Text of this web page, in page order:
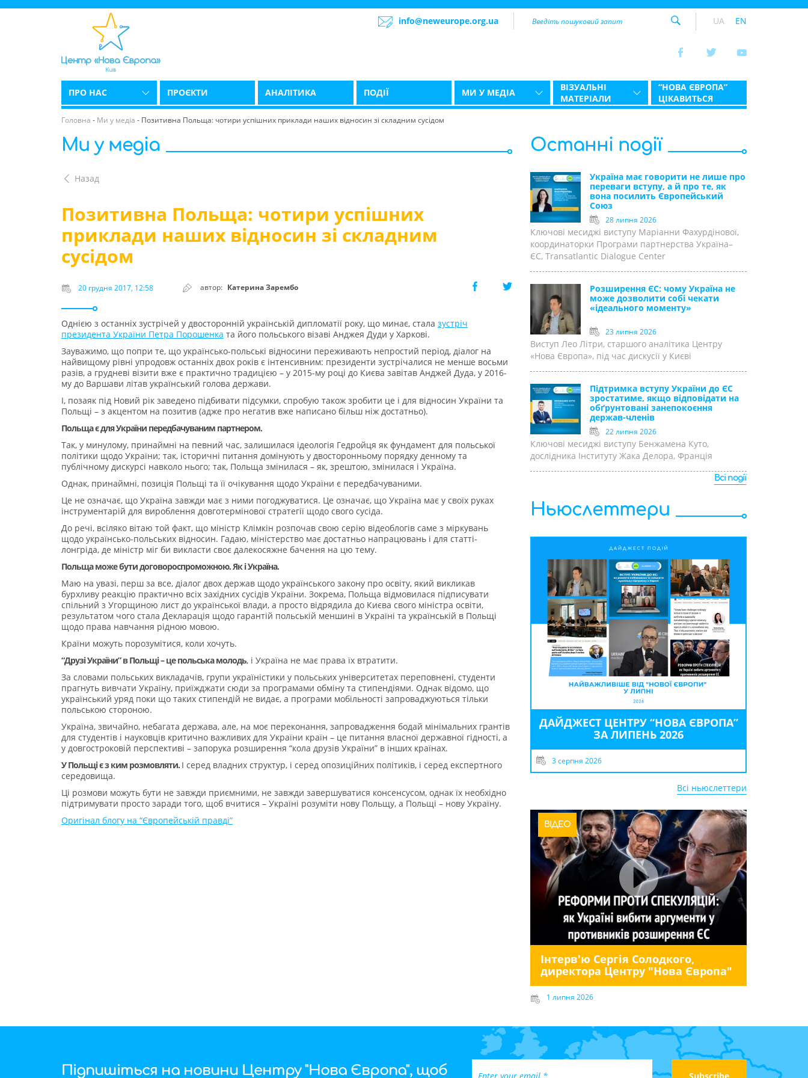
info@neweurope.org.ua UA EN
ПРО НАС ПРОЄКТИ АНАЛІТИКА ПОДІЇ МИ У МЕДІА
ВІЗУАЛЬНІ
МАТЕРІАЛИ
“НОВА ЄВРОПА”
ЦІКАВИТЬСЯ
Головна - Ми у медіа - Позитивна Польща: чотири успішних приклади наших відносин зі складним сусідом
Ми у медіа
Назад
Позитивна Польща: чотири успішних
приклади наших відносин зі складним
сусідом
20 грудня 2017, 12:58 автор: Катерина Зарембо
Однією з останніх зустрічей у двосторонній українській дипломатії року, що минає, стала зустріч
президента України Петра Порошенка та його польського візаві Анджея Дуди у Харкові.
Зауважимо, що попри те, що українсько-польські відносини переживають непростий період, діалог на
найвищому рівні упродовж останніх двох років є інтенсивним: президенти зустрічалися не менше восьми
разів, а грудневі візити вже є практично традицією – у 2015-му році до Києва завітав Анджей Дуда, у 2016-
му до Варшави літав український голова держави.
І, позаяк під Новий рік заведено підбивати підсумки, спробую також зробити це і для відносин України та
Польщі – з акцентом на позитив (адже про негатив вже написано більш ніж достатньо).
Польща є для України передбачуваним партнером.
Так, у минулому, принаймні на певний час, залишилася ідеологія Гедройця як фундамент для польської
політики щодо України; так, історичні питання домінують у двосторонньому порядку денному та
публічному дискурсі навколо нього; так, Польща змінилася – як, зрештою, змінилася і Україна.
Однак, принаймні, позиція Польщі та її очікування щодо України є передбачуваними.
Це не означає, що Україна завжди має з ними погоджуватися. Це означає, що Україна має у своїх руках
інструментарій для вироблення довготермінової стратегії щодо свого сусіда.
До речі, всіляко вітаю той факт, що міністр Клімкін розпочав свою серію відеоблогів саме з міркувань
щодо українсько-польських відносин. Гадаю, міністерство має достатньо напрацювань і для статті-
лонгріда, де міністр міг би викласти своє далекосяжне бачення на цю тему.
Польща може бути договороспроможною. Як і Україна.
Маю на увазі, перш за все, діалог двох держав щодо українського закону про освіту, який викликав
бурхливу реакцію практично всіх західних сусідів України. Зокрема, Польща відмовилася підписувати
спільний з Угорщиною лист до української влади, а просто відрядила до Києва свого міністра освіти,
результатом чого стала Декларація щодо гарантій польській меншині в Україні та українській в Польщі
щодо права навчання рідною мовою.
Країни можуть порозумітися, коли хочуть.
“Друзі України” в Польщі – це польська молодь, і Україна не має права їх втратити.
За словами польських викладачів, групи україністики у польських університетах переповнені, студенти
прагнуть вивчати Україну, приїжджати сюди за програмами обміну та стипендіями. Однак відомо, що
український уряд поки що таких стипендій не видає, а програми мобільності запроваджуються тільки
польською стороною.
Україна, звичайно, небагата держава, але, на моє переконання, запровадження бодай мінімальних грантів
для студентів і науковців критично важливих для України країн – це питання власної державної гідності, а
у довгостроковій перспективі – запорука розширення “кола друзів України” в інших країнах.
У Польщі є з ким розмовляти. І серед владних структур, і серед опозиційних політиків, і серед експертного
середовища.
Ці розмови можуть бути не завжди приємними, не завжди завершуватися консенсусом, однак їх необхідно
підтримувати просто заради того, щоб вчитися – Україні розуміти нову Польщу, а Польщі – нову Україну.
Оригінал блогу на “Європейській правді”
Останні події
Україна має говорити не лише про
переваги вступу, а й про те, як
вона посилить Європейський
Союз
28 липня 2026
Ключові месиджі виступу Маріанни Фахурдінової,
координаторки Програми партнерства Україна–
ЄС, Transatlantic Dialogue Center
Розширення ЄС: чому Україна не
може дозволити собі чекати
«ідеального моменту»
23 липня 2026
Виступ Лео Літри, старшого аналітика Центру
«Нова Європа», під час дискусії у Києві
Підтримка вступу України до ЄС
зростатиме, якщо відповідати на
обґрунтовані занепокоєння
держав-членів
22 липня 2026
Ключові месиджі виступу Бенжамена Куто,
дослідника Інституту Жака Делора, Франція
Всі події
Ньюслеттери
ДАЙДЖЕСТ ЦЕНТРУ “НОВА ЄВРОПА”
ЗА ЛИПЕНЬ 2026
3 серпня 2026
Всі ньюслеттери
ВІДЕО
Інтерв'ю Сергія Солодкого,
директора Центру "Нова Європа"
1 липня 2026
Підпишіться на новини Центру "Нова Європа", щоб